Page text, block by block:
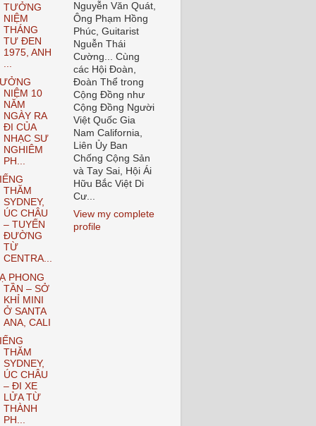
TƯỞNG
NIỆM
THÁNG
TƯ ĐEN
1975, ANH
...
NIỆM 10
NĂM
NGÀY RA
ĐI CỦA
NHẠC SƯ
NGHIÊM
PH...
THĂM
SYDNEY,
ÚC CHÂU
– TUYẾN
ĐƯỜNG
TỪ
CENTRA...
PHONG
TẦN – SỞ
KHỈ MINI
Ở SANTA
ANA, CALI
THĂM
SYDNEY,
ÚC CHÂU
– ĐI XE
LỬA TỪ
THÀNH
PH...
Nguyễn Văn Quát,
Ông Phạm Hồng
Phúc, Guitarist
Nguễn Thái
Cường... Cùng
các Hội Đoàn,
Đoàn Thể trong
Cộng Đồng như
Cộng Đồng Người
Việt Quốc Gia
Nam California,
Liên Ủy Ban
Chống Cộng Sản
và Tay Sai, Hội Ái
Hữu Bắc Việt Di
Cư...
View my complete
profile